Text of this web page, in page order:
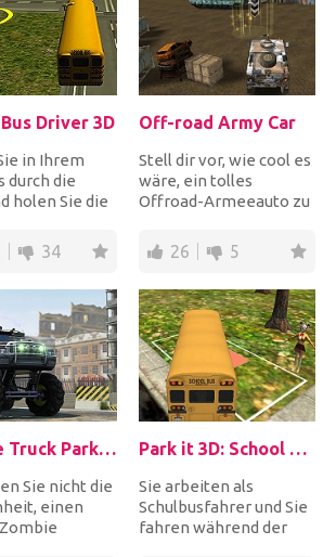
Driver 3D
in Ihrem
durch die
holen Sie die
um...34
Off-road Army Car
Stell dir vor, wie cool es
wäre, ein tolles
Offroad-Armeeauto zu
parken! Beweisen...
26 5
Zombie Truck Parking Simulator
Sie nicht die
einen
Park it 3D: School Bus 2
Sie arbeiten als
Schulbusfahrer und Sie
fahren während der